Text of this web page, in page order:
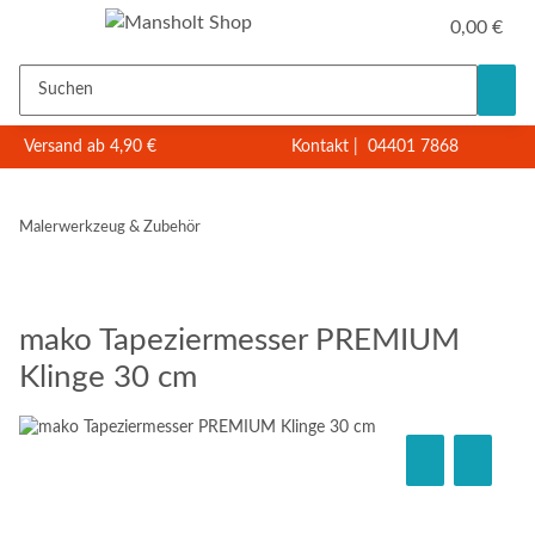
0,00 €
Versand ab 4,90 € Kontakt 04401 7868
Malerwerkzeug & Zubehör
mako Tapeziermesser PREMIUM
Klinge 30 cm